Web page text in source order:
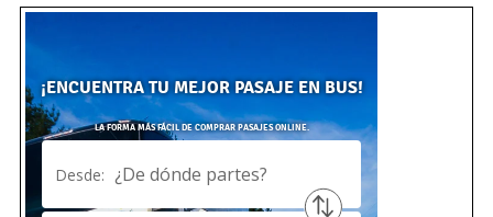
v
a
c